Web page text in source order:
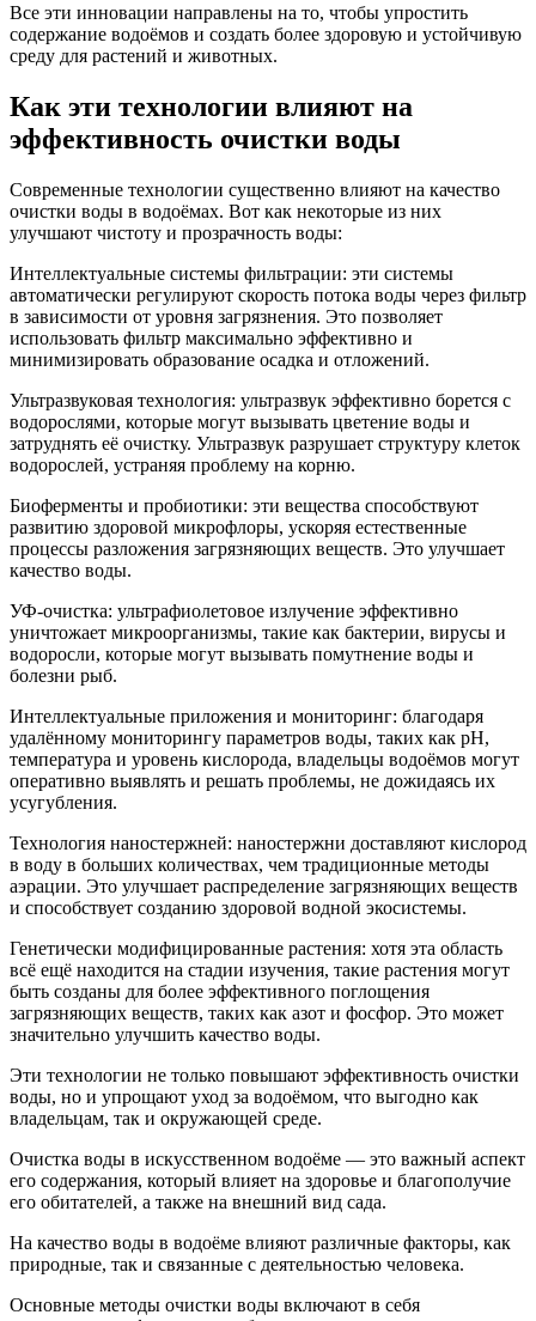
Все эти инновации направлены на то, чтобы упростить
содержание водоёмов и создать более здоровую и устойчивую
среду для растений и животных.
Как эти технологии влияют на
эффективность очистки воды
Современные технологии существенно влияют на качество
очистки воды в водоёмах. Вот как некоторые из них
улучшают чистоту и прозрачность воды:
Интеллектуальные системы фильтрации: эти системы
автоматически регулируют скорость потока воды через фильтр
в зависимости от уровня загрязнения. Это позволяет
использовать фильтр максимально эффективно и
минимизировать образование осадка и отложений.
Ультразвуковая технология: ультразвук эффективно борется с
водорослями, которые могут вызывать цветение воды и
затруднять её очистку. Ультразвук разрушает структуру клеток
водорослей, устраняя проблему на корню.
Биоферменты и пробиотики: эти вещества способствуют
развитию здоровой микрофлоры, ускоряя естественные
процессы разложения загрязняющих веществ. Это улучшает
качество воды.
УФ-очистка: ультрафиолетовое излучение эффективно
уничтожает микроорганизмы, такие как бактерии, вирусы и
водоросли, которые могут вызывать помутнение воды и
болезни рыб.
Интеллектуальные приложения и мониторинг: благодаря
удалённому мониторингу параметров воды, таких как pH,
температура и уровень кислорода, владельцы водоёмов могут
оперативно выявлять и решать проблемы, не дожидаясь их
усугубления.
Технология наностержней: наностержни доставляют кислород
в воду в больших количествах, чем традиционные методы
аэрации. Это улучшает распределение загрязняющих веществ
и способствует созданию здоровой водной экосистемы.
Генетически модифицированные растения: хотя эта область
всё ещё находится на стадии изучения, такие растения могут
быть созданы для более эффективного поглощения
загрязняющих веществ, таких как азот и фосфор. Это может
значительно улучшить качество воды.
Эти технологии не только повышают эффективность очистки
воды, но и упрощают уход за водоёмом, что выгодно как
владельцам, так и окружающей среде.
Очистка воды в искусственном водоёме — это важный аспект
его содержания, который влияет на здоровье и благополучие
его обитателей, а также на внешний вид сада.
На качество воды в водоёме влияют различные факторы, как
природные, так и связанные с деятельностью человека.
Основные методы очистки воды включают в себя